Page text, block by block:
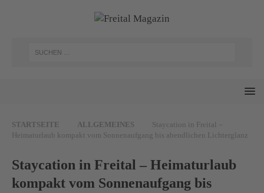
STARTSEITE ALLGEMEINES
Staycation in Freital –
Heimaturlaub kompakt vom Sonnenaufgang bis abendlichen Lichterglanz
Staycation in Freital – Heimaturlaub
kompakt vom Sonnenaufgang bis